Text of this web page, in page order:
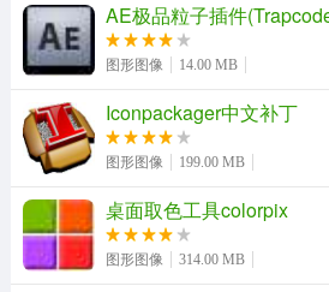
汽车3S的客户管理管理远比传统
至传统的汽修厂、汽车贸易公司根
盛的客户关系管理解决了三大客户
修美容客户，汽车配件销售客户。
整车销售客户管理，看车客户登记
试驾提醒、成交客户投诉、成交客
提醒、客户生日提醒。
AE极品粒子插件
图形图像 14.00 MB
Iconpackager中文补丁
图形图像 199.00 MB
桌面取色工具colorpix
图形图像 314.00 MB